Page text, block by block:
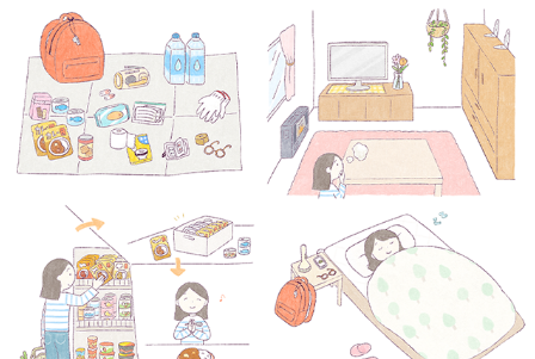
一人暮らしの防災対策
2026